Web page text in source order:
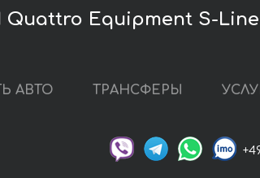
Quattro Equipment S-
АВТО ТРАНСФЕРЫ